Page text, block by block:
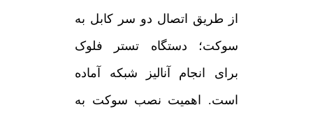
از طریق اتصال دو سر کابل به
سوکت؛ دستگاه تستر فلوک
برای انجام آنالیز شبکه آماده
است. اهمیت نصب سوکت به